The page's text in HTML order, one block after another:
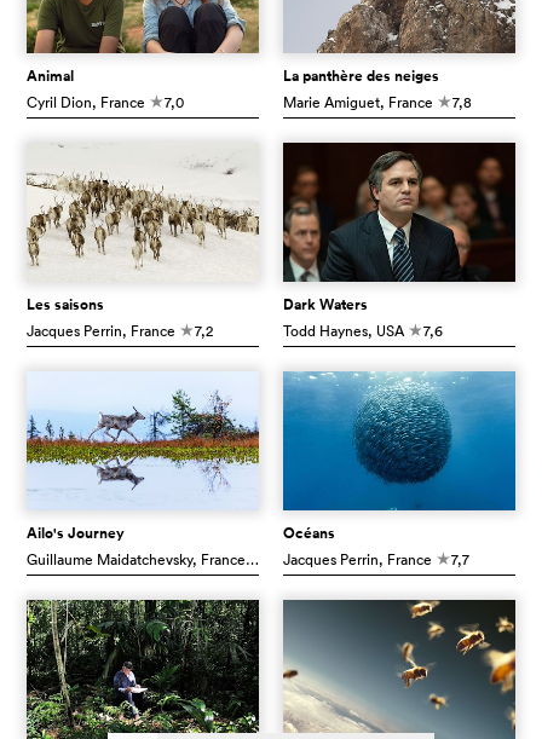
Animal
Cyril Dion, France c7,0
La panthère des neiges
Marie Amiguet, France c7,8
Les saisons
Jacques Perrin, France c7,2
Dark Waters
Todd Haynes, USA c7,6
Ailo's Journey
Guillaume Maidatchevsky, France 6,8
Océans
Jacques Perrin, France c7,7